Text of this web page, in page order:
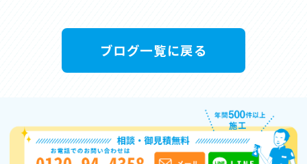
ブログ一覧に戻る